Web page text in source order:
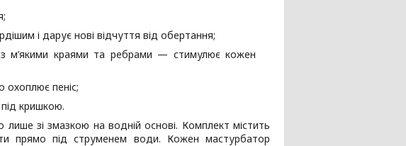
і дарує нові відчуття від обертання;
з м’якими краями та ребрами — стимулює кожен
охоплює пеніс;
під кришкою.
зі змазкою на водній основі. Комплект містить
прямо під струменем води. Кожен мастурбатор